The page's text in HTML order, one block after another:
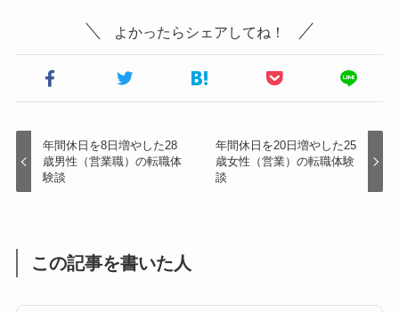
よかったらシェアしてね！
年間休日を8日増やした28
歳男性（営業職）の転職体
験談
年間休日を20日増やした25
歳女性（営業）の転職体験
談
この記事を書いた人